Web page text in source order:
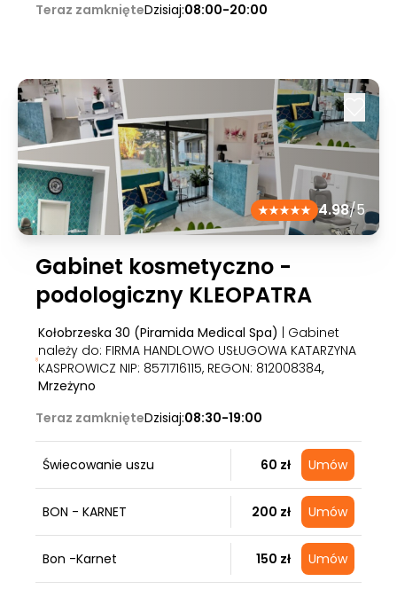
Teraz zamknięteDzisiaj:08:00-20:00
4.98/5
Gabinet kosmetyczno -
podologiczny KLEOPATRA
Kołobrzeska 30 (Piramida Medical Spa)
| Gabinet
należy do: FIRMA HANDLOWO USŁUGOWA KATARZYNA
KASPROWICZ NIP: 8571716115, REGON: 812008384,
Mrzeżyno
Teraz zamknięteDzisiaj:08:30-19:00
Świecowanie uszu 60 zł Umów
BON - KARNET 200 zł Umów
Bon -Karnet 150 zł Umów